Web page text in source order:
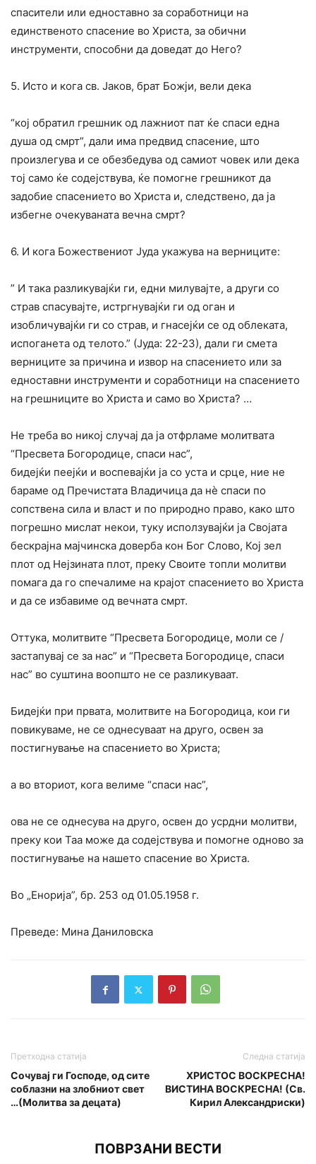
спасители или едноставно за соработници на
единственото спасение во Христа, за обични
инструменти, способни да доведат до Него?
5. Исто и кога св. Јаков, брат Божји, вели дека
“кој обратил грешник од лажниот пат ќе спаси една
душа од смрт”, дали има предвид спасение, што
произлегува и се обезбедува од самиот човек или дека
тој само ќе содејствува, ќе помогне грешникот да
задобие спасението во Христа и, следствено, да ја
избегне очекуваната вечна смрт?
6. И кога Божествениот Јуда укажува на верниците:
” И така разликувајќи ги, едни милувајте, а други со
страв спасувајте, истргнувајќи ги од оган и
изобличувајќи ги со страв, и гнасејќи се од облеката,
испоганета од телото.” (Јуда: 22-23), дали ги смета
верниците за причина и извор на спасението или за
едноставни инструменти и соработници на спасението
на грешниците во Христа и само во Христа? …
Не треба во никој случај да ја отфрламе молитвата
“Пресвета Богородице, спаси нас”,
бидејќи пеејќи и воспевајќи ја со уста и срце, ние не
бараме од Пречистата Владичица да нè спаси по
сопствена сила и власт и по природно право, како што
погрешно мислат некои, туку исползувајќи ја Својата
бескрајна мајчинска доверба кон Бог Слово, Кој зел
плот од Нејзината плот, преку Своите топли молитви
помага да го спечалиме на крајот спасението во Христа
и да се избавиме од вечната смрт.
Оттука, молитвите “Пресвета Богородице, моли се /
застапувај се за нас” и “Пресвета Богородице, спаси
нас” во суштина воопшто не се разликуваат.
Бидејќи при првата, молитвите на Богородица, кои ги
повикуваме, не се однесуваат на друго, освен за
постигнување на спасението во Христа;
а во вториот, кога велиме “спаси нас”,
ова не се однесува на друго, освен до усрдни молитви,
преку кои Таа може да содејствува и помогне одново за
постигнување на нашето спасение во Христа.
Во „Енорија”, бр. 253 од 01.05.1958 г.
Преведе: Мина Даниловска
Претходна статија
Сочувај ги Господе, од сите
соблазни на злобниот свет
…(Молитва за децата)
Следна статија
ХРИСТОС ВОСКРЕСНА!
ВИСТИНА ВОСКРЕСНА! (Св.
Кирил Александриски)
ПОВРЗАНИ ВЕСТИ